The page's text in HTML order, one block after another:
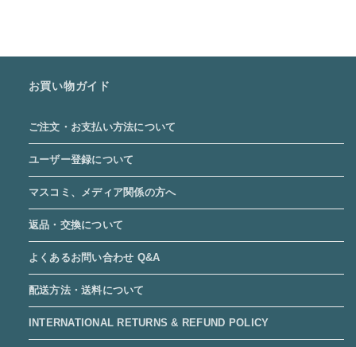
お買い物ガイド
ご注文・お支払い方法について
ユーザー登録について
マスコミ、メディア関係の方へ
返品・交換について
よくあるお問い合わせ Q&A
配送方法・送料について
INTERNATIONAL RETURNS & REFUND POLICY